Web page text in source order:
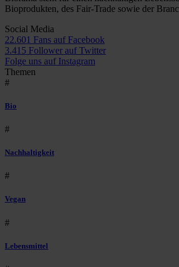
Bioprodukten, des Fair-Trade sowie der
Social Media
22.601 Fans auf Facebook
3.415 Follower auf Twitter
Folge uns auf Instagram
Themen
#
Bio
#
Nachhaltigkeit
#
Vegan
#
Lebensmittel